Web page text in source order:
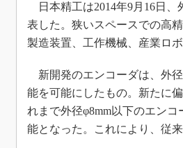
日本精工は2014年9月16日、
表した。狭いスペースでの高
製造装置、工作機械、産業ロ
新開発のエンコーダは、外
能を可能にしたもの。新たに
れまで外径φ8mm以下のエン
能となった。これにより、従